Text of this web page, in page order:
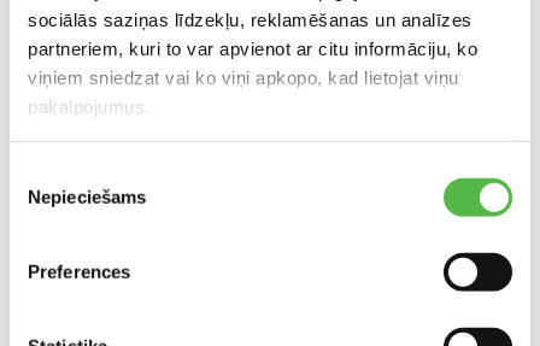
sociālās saziņas līdzekļu, reklamēšanas un analīzes
partneriem, kuri to var apvienot ar citu informāciju, ko
viņiem sniedzat vai ko viņi apkopo, kad lietojat viņu
pakalpojumus.
izvēle
Nepieciešams
Preferences
+371 29265369